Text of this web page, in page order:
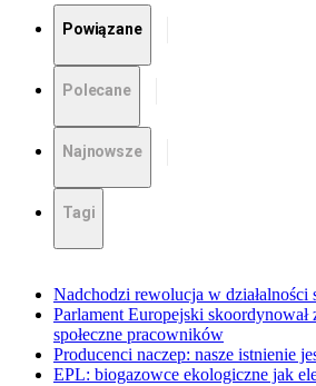
Powiązane
Polecane
Najnowsze
Tagi
Nadchodzi rewolucja w działalności
Parlament Europejski skoordynował
społeczne pracowników
Producenci naczep: nasze istnienie
EPL: biogazowce ekologiczne jak